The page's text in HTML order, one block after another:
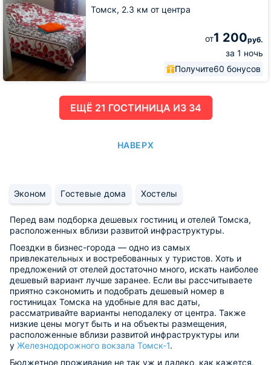
Томск, 2.3 км от центра
от1 200руб.
за 1 ночь
Получите60 бонусов
ЕЩË 21 ГОСТИНИЦА ИЗ 34
НАВЕРХ
Эконом Гостевые дома Хостелы
Перед вам подборка дешевых гостиниц и отелей Томска,
расположенных вблизи развитой инфраструктуры.
Поездки в бизнес-города — одно из самых
привлекательных и востребованных у туристов. Хоть и
предложений от отелей достаточно много, искать наиболее
дешевый вариант лучше заранее. Если вы рассчитываете
приятно сэкономить и подобрать дешевый номер в
гостиницах Томска на удобные для вас даты,
рассматривайте варианты неподалеку от центра. Также
низкие цены могут быть и на объекты размещения,
расположенные вблизи развитой инфраструктуры или
у Железнодорожного вокзала Томск-1.
Бюджетное проживание не так уж и далеко, как кажется.